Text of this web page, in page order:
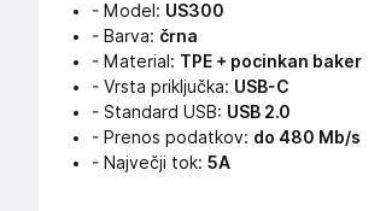
- Model: US300
- Barva: črna
- Material: TPE + pocinkan baker
- Vrsta priključka: USB-C
- Standard USB: USB 2.0
- Prenos podatkov: do 480 Mb/s
- Največji tok: 5A